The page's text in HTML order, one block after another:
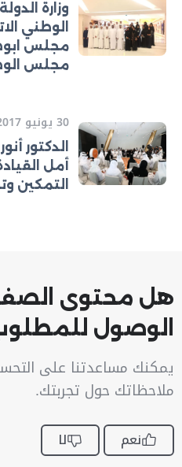
وزارة
الوطني
مجلس
مجلس
30 يونيو 2017
الدكتور
أمل
التمكين
هل محتوى
الوصول
يمكنك مساعدتنا على
ملاحظاتك حول تجربتك.
نعم لا